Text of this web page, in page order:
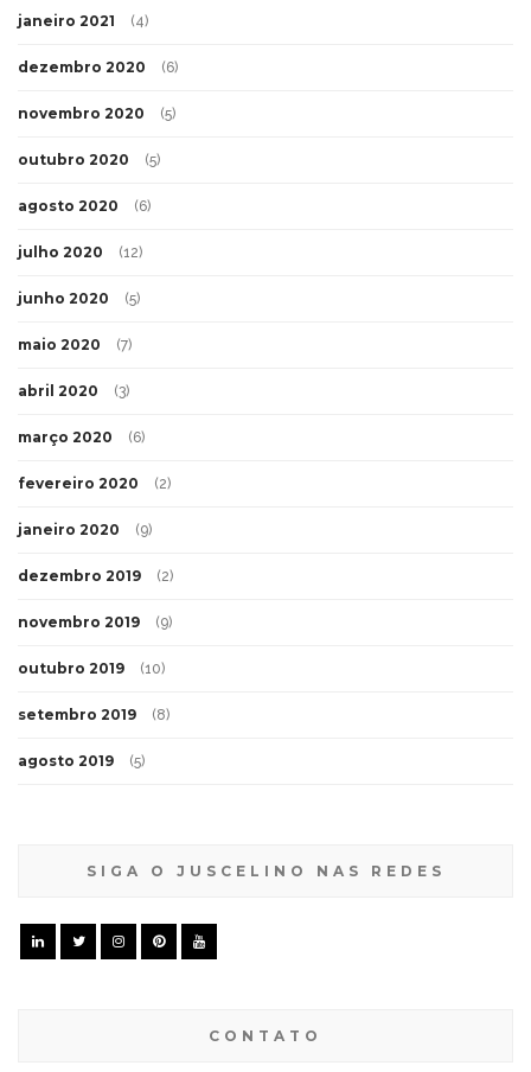
janeiro 2021 (4)
dezembro 2020 (6)
novembro 2020 (5)
outubro 2020 (5)
agosto 2020 (6)
julho 2020 (12)
junho 2020 (5)
maio 2020 (7)
abril 2020 (3)
março 2020 (6)
fevereiro 2020 (2)
janeiro 2020 (9)
dezembro 2019 (2)
novembro 2019 (9)
outubro 2019 (10)
setembro 2019 (8)
agosto 2019 (5)
SIGA O JUSCELINO NAS REDES
CONTATO